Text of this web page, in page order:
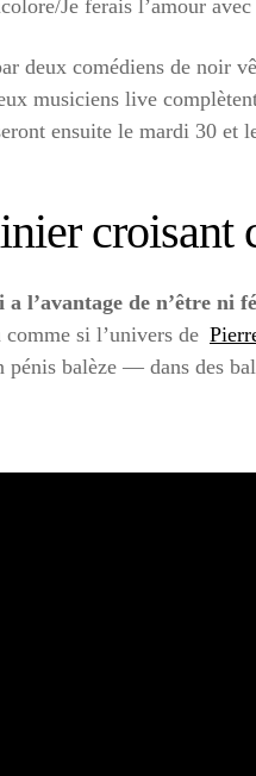
Je ferais l’amour
deux comédiens de noir
musiciens live
ensuite le mardi 30 et
croisant
a l’avantage de n’être ni
si l’univers de
pénis balèze — dans des